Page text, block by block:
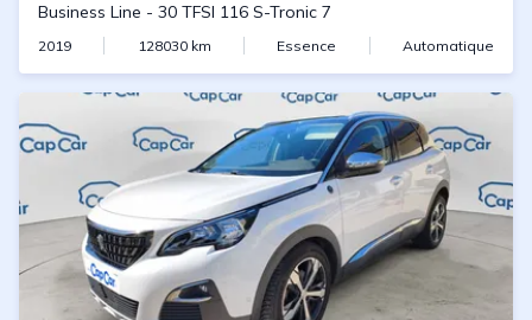
Business Line - 30 TFSI 116 S-Tronic 7
2019 128030km Essence Automatique